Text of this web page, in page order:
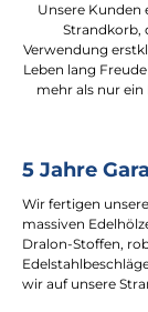
Unsere
Strandkorb,
Verwendung
Leben lang
mehr als nur ein
5 Jahre
Wir fertigen
massiven
Dralon-Stoffen,
wir auf unsere